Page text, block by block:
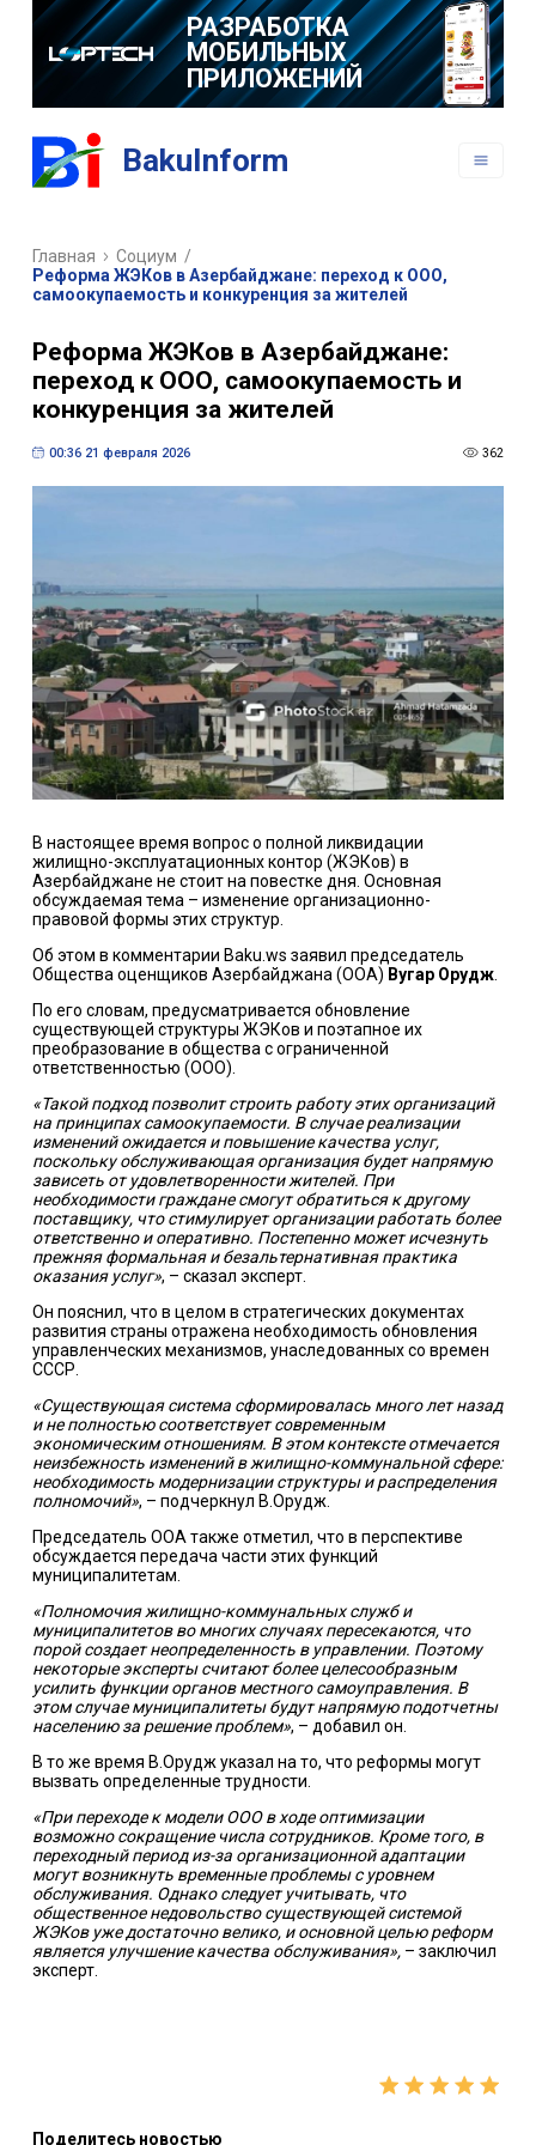
РАЗРАБОТКА
МОБИЛЬНЫХ
ПРИЛОЖЕНИЙ
BakuInform
Главная Социум /
Реформа ЖЭКов в Азербайджане: переход к ООО,
самоокупаемость и конкуренция за жителей
Реформа ЖЭКов в Азербайджане:
переход к ООО, самоокупаемость и
конкуренция за жителей
00:36 21 февраля 2026 362
В настоящее время вопрос о полной ликвидации
жилищно-эксплуатационных контор (ЖЭКов) в
Азербайджане не стоит на повестке дня. Основная
обсуждаемая тема – изменение организационно-
правовой формы этих структур.
Об этом в комментарии Baku.ws заявил председатель
Общества оценщиков Азербайджана (ООА) Вугар Орудж.
По его словам, предусматривается обновление
существующей структуры ЖЭКов и поэтапное их
преобразование в общества с ограниченной
ответственностью (ООО).
«Такой подход позволит строить работу этих организаций
на принципах самоокупаемости. В случае реализации
изменений ожидается и повышение качества услуг,
поскольку обслуживающая организация будет напрямую
зависеть от удовлетворенности жителей. При
необходимости граждане смогут обратиться к другому
поставщику, что стимулирует организации работать более
ответственно и оперативно. Постепенно может исчезнуть
прежняя формальная и безальтернативная практика
оказания услуг», – сказал эксперт.
Он пояснил, что в целом в стратегических документах
развития страны отражена необходимость обновления
управленческих механизмов, унаследованных со времен
СССР.
«Существующая система сформировалась много лет назад
и не полностью соответствует современным
экономическим отношениям. В этом контексте отмечается
неизбежность изменений в жилищно-коммунальной сфере:
необходимость модернизации структуры и распределения
полномочий», – подчеркнул В.Орудж.
Председатель ООА также отметил, что в перспективе
обсуждается передача части этих функций
муниципалитетам.
«Полномочия жилищно-коммунальных служб и
муниципалитетов во многих случаях пересекаются, что
порой создает неопределенность в управлении. Поэтому
некоторые эксперты считают более целесообразным
усилить функции органов местного самоуправления. В
этом случае муниципалитеты будут напрямую подотчетны
населению за решение проблем», – добавил он.
В то же время В.Орудж указал на то, что реформы могут
вызвать определенные трудности.
«При переходе к модели ООО в ходе оптимизации
возможно сокращение числа сотрудников. Кроме того, в
переходный период из-за организационной адаптации
могут возникнуть временные проблемы с уровнем
обслуживания. Однако следует учитывать, что
общественное недовольство существующей системой
ЖЭКов уже достаточно велико, и основной целью реформ
является улучшение качества обслуживания»,– заключил
эксперт.
Поделитесь новостью